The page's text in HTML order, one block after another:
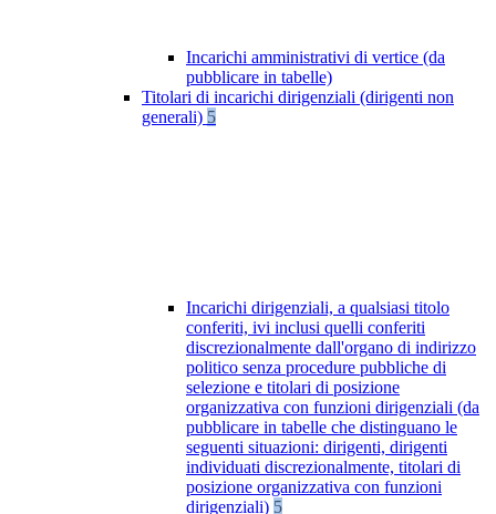
Incarichi amministrativi di vertice (da
pubblicare in tabelle)
Titolari di incarichi dirigenziali (dirigenti non
generali) 5
Incarichi dirigenziali, a qualsiasi titolo
conferiti, ivi inclusi quelli conferiti
discrezionalmente dall'organo di indirizzo
politico senza procedure pubbliche di
selezione e titolari di posizione
organizzativa con funzioni dirigenziali (da
pubblicare in tabelle che distinguano le
seguenti situazioni: dirigenti, dirigenti
individuati discrezionalmente, titolari di
posizione organizzativa con funzioni
dirigenziali) 5